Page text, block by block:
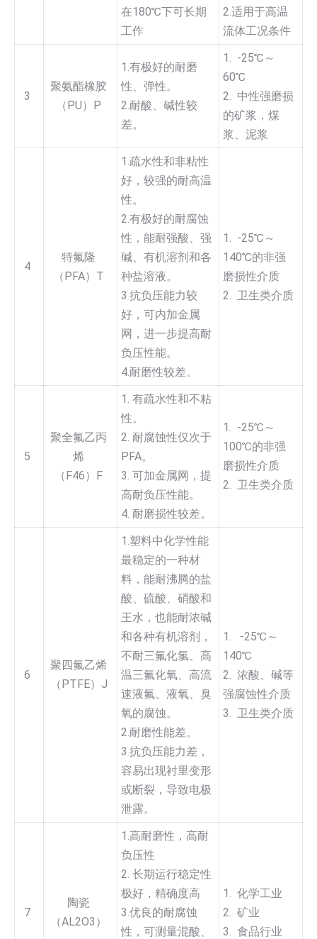
在180℃下可长期
工作
2.适用于高温
流体工况条件
3
聚氨酯橡胶
（PU）P
1.有极好的耐磨
性、弹性。
2.耐酸、碱性较
差。
1. -25℃～
60℃
2. 中性强磨损
的矿浆，煤
浆、泥浆
4
特氟隆
（PFA）T
1.疏水性和非粘性
好，较强的耐高温
性。
2.有极好的耐腐蚀
性，能耐强酸、强
碱、有机溶剂和各
种盐溶液。
3.抗负压能力较
好，可内加金属
网，进一步提高耐
负压性能。
4.耐磨性较差。
1. -25℃～
140℃的非强
磨损性介质
2. 卫生类介质
5
聚全氟乙丙
烯
（F46）F
1. 有疏水性和不粘
性。
2. 耐腐蚀性仅次于
PFA。
3. 可加金属网，提
高耐负压性能。
4. 耐磨损性较差。
1. -25℃～
100℃的非强
磨损性介质
2. 卫生类介质
6
聚四氟乙烯
（PTFE）J
1.塑料中化学性能
最稳定的一种材
料，能耐沸腾的盐
酸、硫酸、硝酸和
王水，也能耐浓碱
和各种有机溶剂，
不耐三氟化氯、高
温三氟化氧、高流
速液氟、液氧、臭
氧的腐蚀。
2.耐磨性能差。
3.抗负压能力差，
容易出现衬里变形
或断裂，导致电极
泄露。
1. -25℃～
140℃
2. 浓酸、碱等
强腐蚀性介质
3. 卫生类介质
7
陶瓷
（AL2O3）
1.高耐磨性，高耐
负压性
2. 长期运行稳定性
极好，精确度高
3.优良的耐腐蚀
性，可测量混酸、
1. 化学工业
2. 矿业
3. 食品行业